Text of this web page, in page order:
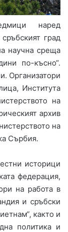
наред
град
научна среща
по-късно“.
Организатори
Института
на
архив
на
Сърбия.
историци
федерация,
на работа в
и сръбски
както и
политика и